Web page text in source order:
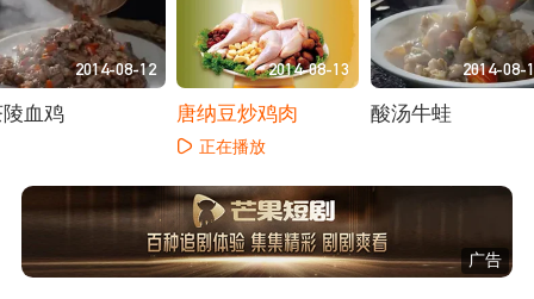
2014-08-12
血鸡
2014-08-13
唐纳豆炒鸡肉
正在播放
2014-08-
酸汤牛蛙
广告